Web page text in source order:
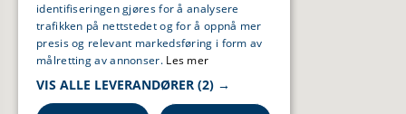
identifiseringen gjøres for å analysere
trafikken på nettstedet og for å oppnå mer
presis og relevant markedsføring i form av
målretting av annonser. Les mer
VIS ALLE LEVERANDØRER (2) →